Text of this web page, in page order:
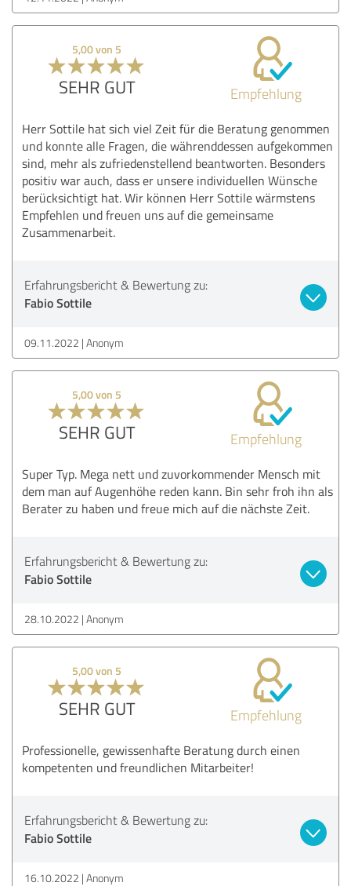
5,00 von 5
SEHR GUT Empfehlung
Herr Sottile hat sich viel Zeit für die Beratung genommen
und konnte alle Fragen, die währenddessen aufgekommen
sind, mehr als zufriedenstellend beantworten. Besonders
positiv war auch, dass er unsere individuellen Wünsche
berücksichtigt hat. Wir können Herr Sottile wärmstens
Empfehlen und freuen uns auf die gemeinsame
Zusammenarbeit.
Erfahrungsbericht & Bewertung zu:
Fabio Sottile
09.11.2022 Anonym
5,00 von 5
SEHR GUT Empfehlung
Super Typ. Mega nett und zuvorkommender Mensch mit
dem man auf Augenhöhe reden kann. Bin sehr froh ihn als
Berater zu haben und freue mich auf die nächste Zeit.
Erfahrungsbericht & Bewertung zu:
Fabio Sottile
28.10.2022 Anonym
5,00 von 5
SEHR GUT Empfehlung
Professionelle, gewissenhafte Beratung durch einen
kompetenten und freundlichen Mitarbeiter!
Erfahrungsbericht & Bewertung zu:
Fabio Sottile
16.10.2022 Anonym